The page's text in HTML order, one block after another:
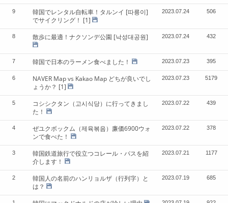
9
韓国でレンタル自転車！タルンイ [따릉이]
でサイクリング！ [1]
2023.07.24 506
8 散歩に最適！ナクソンデ公園 [낙성대공원] 2023.07.24 432
7 韓国で日本のラーメン食べました！ 2023.07.23 395
6
NAVER Map vs Kakao Map どちが良いでし
ょうか？ [1]
2023.07.23 5179
5
コシシクタン（고시식당）に行ってきまし
た！
2023.07.22 439
4
ぜユクボックム（제육볶음）廉価6900ウォ
ンで食べた！
2023.07.22 378
3
韓国鉄道旅行で役立つコレール・パスを紹
介します！
2023.07.21 1177
2
韓国人の名前のハンリョルザ（行列字）と
は？
2023.07.19 685